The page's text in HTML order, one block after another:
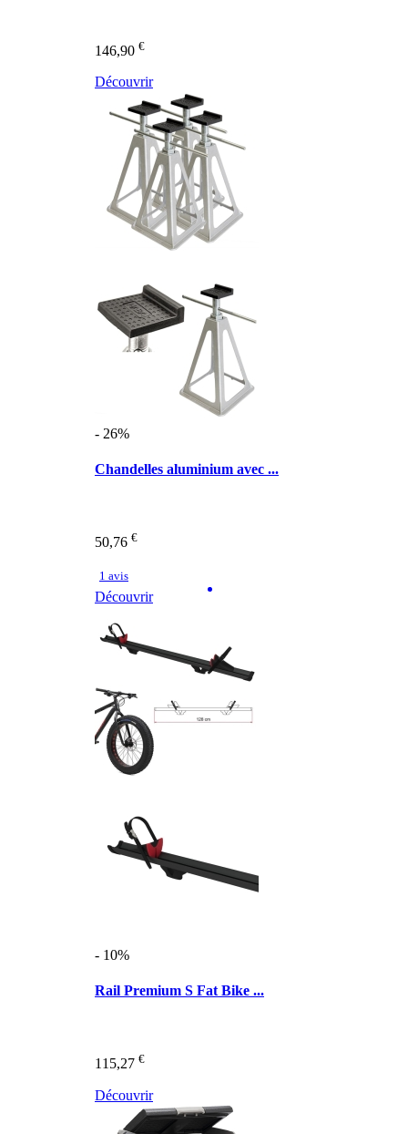
146,90 €
Découvrir
- 26%
Chandelles aluminium avec ...
50,76 €
1 avis
Découvrir
- 10%
Rail Premium S Fat Bike ...
115,27 €
Découvrir